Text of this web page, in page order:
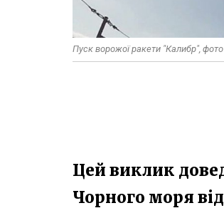
Пуск ворожої ракети "Калибр",
Цей виклик
Чорного моря